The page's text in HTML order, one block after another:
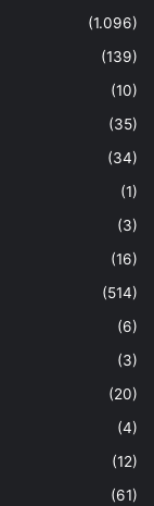
(1.096)
(139)
(10)
(35)
(34)
(1)
(3)
(16)
(514)
(6)
(3)
(20)
(4)
(12)
(61)